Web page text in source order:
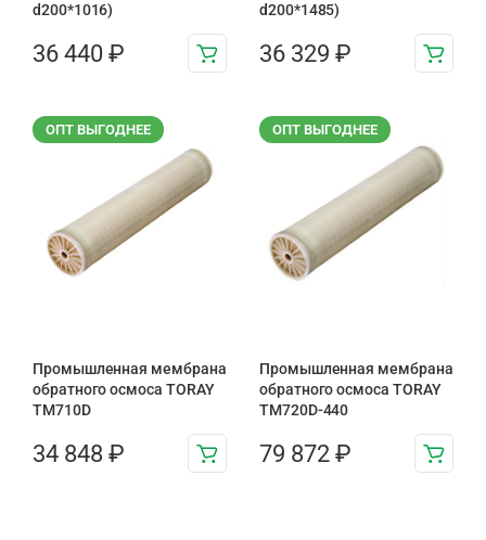
d200*1016)
36 440 ₽
d200*1485)
36 329 ₽
ОПТ ВЫГОДНЕЕ
Промышленная мембрана
обратного осмоса TORAY
TM710D
34 848 ₽
ОПТ ВЫГОДНЕЕ
Промышленная мембрана
обратного осмоса TORAY
TM720D-440
79 872 ₽